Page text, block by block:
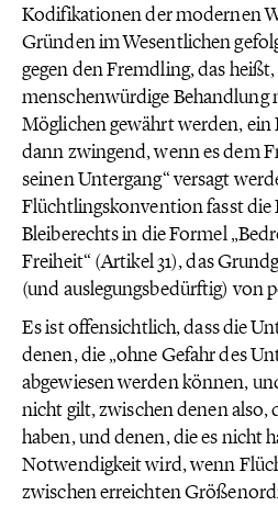
Kodifikationen der modernen
Gründen im Wesentlichen
gegen den Fremdling, das
menschenwürdige Behandlung
Möglichen gewährt werden, ein
dann zwingend, wenn es dem
seinen Untergang“ versagt
Flüchtlingskonvention fasst die
Bleiberechts in die Formel
Freiheit“ (Artikel 31), das
(und auslegungsbedürftig) von
Es ist offensichtlich, dass die
denen, die „ohne Gefahr des
abgewiesen werden können,
nicht gilt, zwischen denen also,
haben, und denen, die es nicht
Notwendigkeit wird, wenn
zwischen erreichten